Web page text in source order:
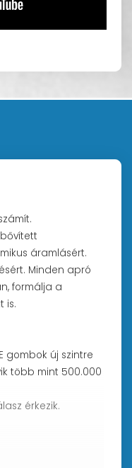
áramlásért.
Minden apró
formálja a
is.
gombok új szintre
több mint 500.000
érkezik.